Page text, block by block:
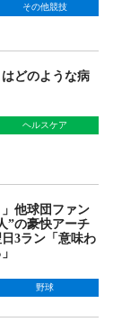
その他競技
はどのような病
ヘルスケア
」他球団ファン
”の豪快アーチ
3ラン「意味わ
野球